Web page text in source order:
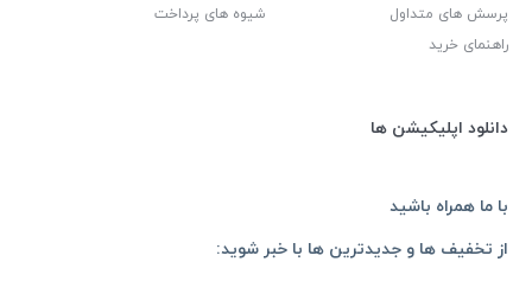
پرسش های متداول
شیوه های پرداخت
راهنمای خرید
دانلود اپلیکیشن ها
از تخفیف ها و جدیدترین ها با خبر شوید:
با ما همراه باشید